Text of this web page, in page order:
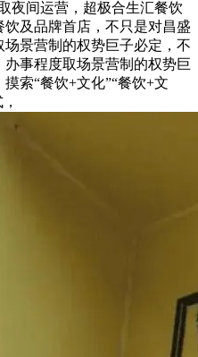
夜间运营，超极合生汇餐饮
及品牌首店，不只是对昌盛
景营制的权势巨子必定，不
事程度取场景营制的权势巨
索“餐饮+文化”“餐饮+文